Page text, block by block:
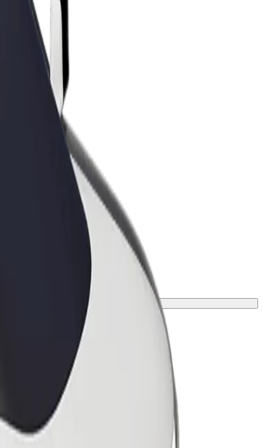
Bolt-produkter og tjenester oppskalert for